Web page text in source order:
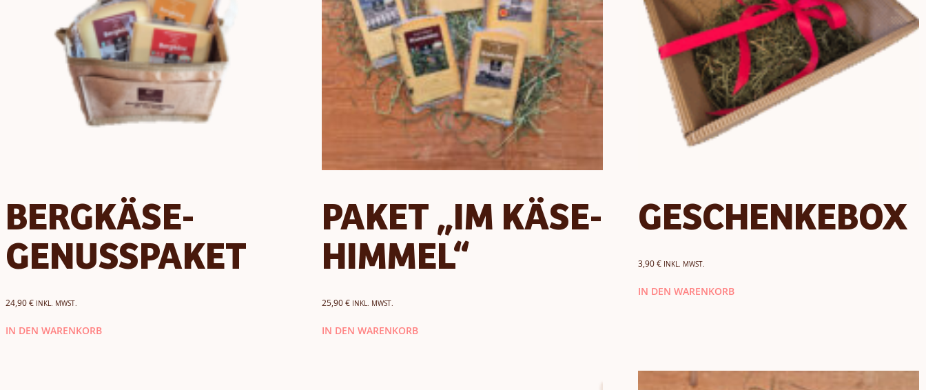
BERGKÄSE-
GENUSSPAKET
24,90€ INKL. MWST.
IN DEN WARENKORB
PAKET „IM KÄSE-
HIMMEL“
25,90€ INKL. MWST.
IN DEN WARENKORB
GESCHENKEBOX
3,90€ INKL. MWST.
IN DEN WARENKORB